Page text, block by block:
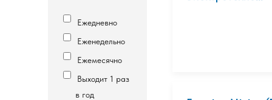
Ежедневно
Еженедельно
Ежемесячно
Выходит 1 раз
в год